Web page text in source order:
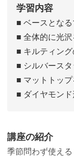
学習内容
■ ベースとな
■ 全体的に光
■ キルティン
■ シルバース
■ マットトッ
■ ダイヤモン
講座の紹介
季節問わず使える